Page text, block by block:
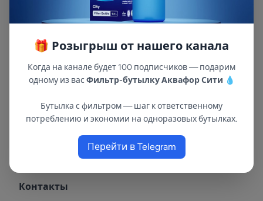
В республиках Татарстан и Марий Эл
с 2002 года.
Контакты
🎁 Розыгрыш от нашего канала
Когда на канале будет 100 подписчиков — подарим
одному из вас Фильтр-бутылку Аквафор Сити 💧
Бутылка с фильтром — шаг к ответственному
потреблению и экономии на одноразовых бутылках.
Перейти в Telegram